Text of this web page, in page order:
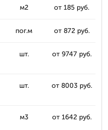
м2 от 185 руб.
пог.м от 872 руб.
шт. от 9747 руб.
шт. от 8003 руб.
м3 от 1642 руб.